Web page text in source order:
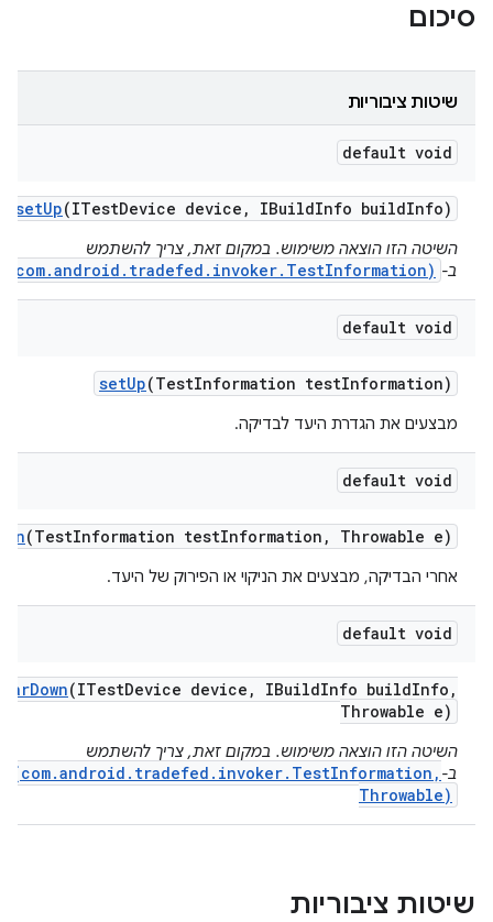
סיכום
שיטות ציבוריות
default void
setUp(ITestDevice device , IBuildInfo buildInfo)
השיטה הזו הוצאה משימוש. במקום זאת, צריך להשתמש
ב-
default void
setUp(TestInformation testInformation)
מבצעים את הגדרת היעד לבדיקה.
default void
(TestInformation testInformation , Throwable e)
אחרי הבדיקה, מבצעים את הניקוי או הפירוק של היעד.
default void
Down(ITestDevice device , IBuildInfo buildInfo ,
Throwable e)
השיטה הזו הוצאה משימוש. במקום זאת, צריך להשתמש
ב-
Throwable)
שיטות ציבוריות